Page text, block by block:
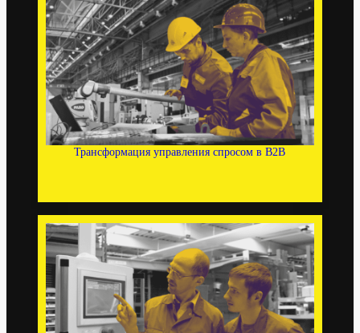
Трансформация управления спросом в B2B